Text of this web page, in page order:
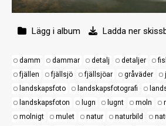
Lägg i album Ladda ner
damm dammar detalj detaljer
fjällen
fjällsjö fjällsjöar gråväder
landskapsfoto
landskapsfotografi
landskapsfoton
lugn lugnt moln
molnigt
mulet natur naturbild